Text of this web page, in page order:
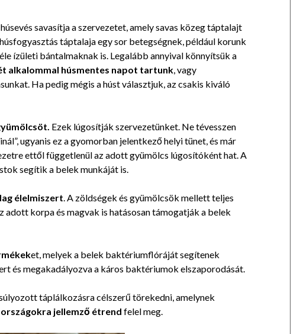
savasítja a szervezetet, amely savas közeg táptalajt
táptalaja egy sor betegségnek, például korunk
ízületi bántalmaknak is. Legalább annyival könnyítsük a
alkalommal húsmentes napot tartunk , vagy
Ha pedig mégis a húst választjuk, az csakis kiváló
Ezek lúgosítják szervezetünket. Ne tévesszen
ugyanis ez a gyomorban jelentkező helyi tünet, és már
ettől függetlenül az adott gyümölcs lúgosítóként hat. A
segítik a belek munkáját is.
élelmiszert . A zöldségek és gyümölcsök mellett teljes
korpa és magvak is hatásosan támogatják a belek
et, melyek a belek baktériumflóráját segítenek
és megakadályozva a káros baktériumok elszaporodását.
táplálkozásra célszerű törekedni, amelynek
jellemző étrend felel meg.